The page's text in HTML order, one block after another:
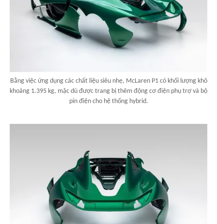
Bằng việc ứng dụng các chất liệu siêu nhẹ, McLaren P1 có khối lượng khô
khoảng 1.395 kg, mặc dù được trang bị thêm động cơ điện phụ trợ và bộ
pin điện cho hệ thống hybrid.